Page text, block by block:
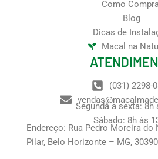
Como
Blog
Dicas de
Macal na
(031) 2298-
Segunda a sexta: 8h
Sábado: 8h às
Endereço: Rua Pedro Moreira
Pilar, Belo Horizonte – MG,